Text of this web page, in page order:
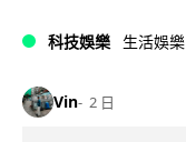
科技娛樂 生活娛樂
Vin 2 日